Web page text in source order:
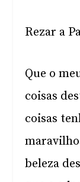
Rezar a
Que o
coisas
coisas
beleza